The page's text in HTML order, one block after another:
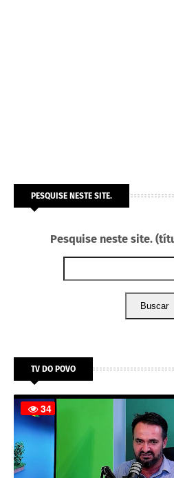
PESQUISE NESTE SITE.
Pesquise neste site.
Buscar
TV DO POVO